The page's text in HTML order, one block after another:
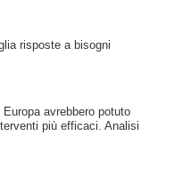
risposte a bisogni
avrebbero potuto
più efficaci. Analisi